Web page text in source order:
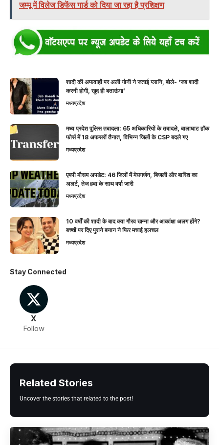
जम्मू में विलेज डिफेंस गार्ड को दिया जा रहा है प्रशिक्षण
शादी की अफवाहों पर अली गोनी ने जताई ग्लानि, बोले- ‘जब शादी
करनी होगी, खुद ही बताऊंगा’
मध्यप्रदेश
मध्य प्रदेश पुलिस तबादला: 65 अधिकारियों के तबादले, बालाघाट हॉक
फोर्स में 18 अफसरों तैनात, विभिन्न जिलों के CSP बदले गए
मध्यप्रदेश
एमपी मौसम अपडेट: 46 जिलों में मेघगर्जन, बिजली और बारिश का
अलर्ट, तेज हवा के साथ वर्षा जारी
मध्यप्रदेश
10 वर्षों की शादी के बाद क्या गौरव खन्ना और आकांक्षा अलग होंगे?
बच्चों पर दिए पुराने बयान ने फिर मचाई हलचल
मध्यप्रदेश
Stay Connected
X
Follow
Related Stories
Uncover the stories that related to the post!